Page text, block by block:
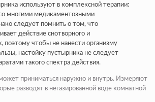
используют в комплексной терапии:
многими медикаментозными
следует помнить о том, что
действие снотворного и
поэтому чтобы не нанести организму
настойку пустырника не следует
такого спектра действия.
приниматься наружно и внутрь. Измеряют
разводят в негазированной воде комнатной